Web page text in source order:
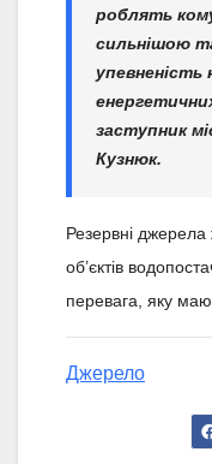
роблять
сильнішою
упевненість
заступник
Кузнюк.
Резервні
об’єктів
перевага, яку
Джерело